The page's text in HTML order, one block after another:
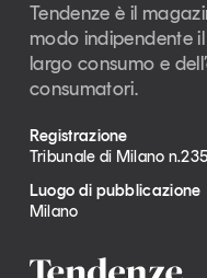
Tendenze è il
modo indipendente
largo consumo e
consumatori.
Registrazione
Tribunale di Milano
Luogo di pubblicazione
Milano